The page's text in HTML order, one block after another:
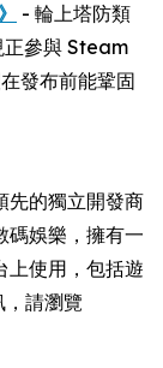
- 輪上塔防類
正參與 Steam
發布前能鞏固
的獨立開發商
碼娛樂，擁有一
上使用，包括遊
請瀏覽